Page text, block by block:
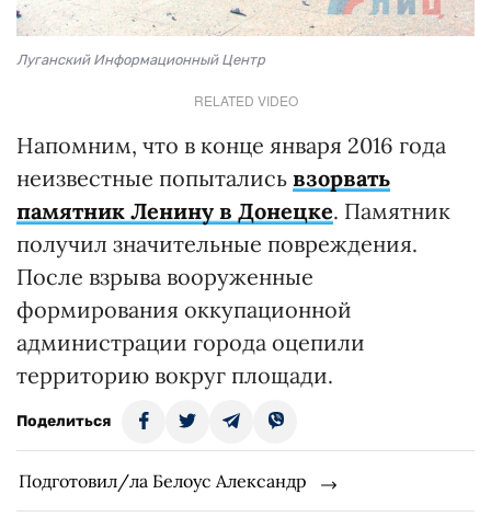
Луганский Информационный Центр
RELATED VIDEO
Напомним, что в конце января 2016 года
неизвестные попытались взорвать
памятник Ленину в Донецке. Памятник
получил значительные повреждения.
После взрыва вооруженные
формирования оккупационной
администрации города оцепили
территорию вокруг площади.
Поделиться
Подготовил/ла Белоус Александр